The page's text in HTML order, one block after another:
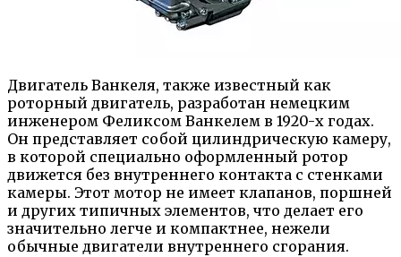
Двигатель Ванкеля, также известный как
роторный двигатель, разработан немецким
инженером Феликсом Ванкелем в 1920-х годах.
Он представляет собой цилиндрическую камеру,
в которой специально оформленный ротор
движется без внутреннего контакта с стенками
камеры. Этот мотор не имеет клапанов, поршней
и других типичных элементов, что делает его
значительно легче и компактнее, нежели
обычные двигатели внутреннего сгорания.